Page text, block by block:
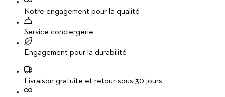
Notre engagement pour la qualité
Service conciergerie
Engagement pour la durabilité
Livraison gratuite et retour sous 30 jours